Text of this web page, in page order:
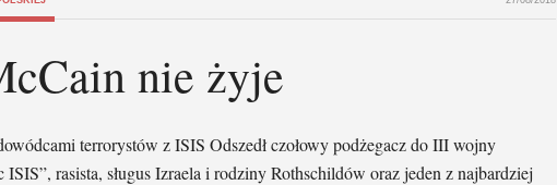
nie żyje
terrorystów z ISIS Odszedł czołowy podżegacz do III wojny
rasista, sługus Izraela i rodziny Rothschildów oraz jeden z najbardziej